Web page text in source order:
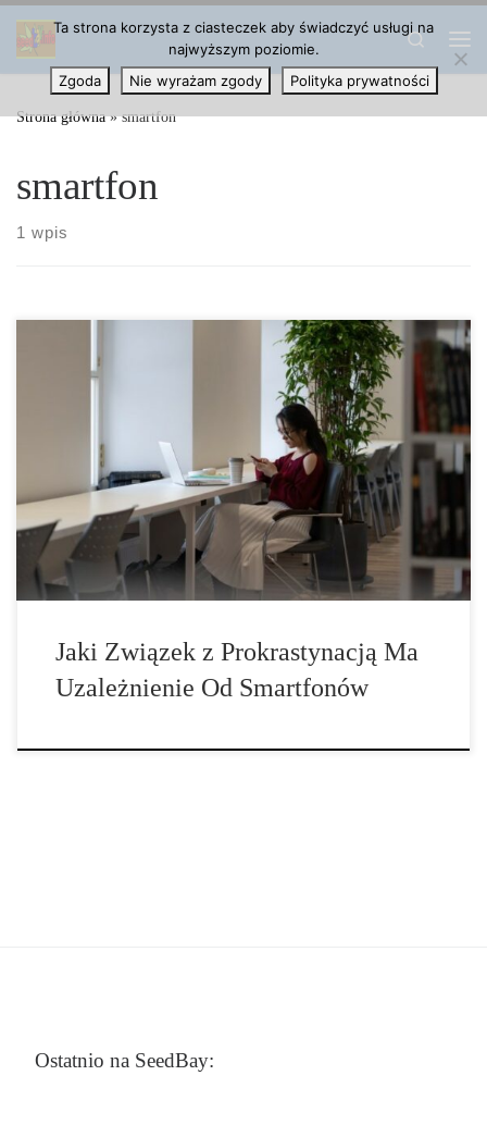
Przejdź do treści
Search
Strona główna » smartfon
smartfon
1 wpis
Niektórzy studenci ciągle przywiązują się do swojego smartfona,
mimo że muszą się uczyć. Chiński zespół badawczy zbadał, w jaki
sposób […]
Jaki Związek z Prokrastynacją Ma
Uzależnienie Od Smartfonów
Ostatnio na SeedBay:
Ta strona korzysta z ciasteczek aby świadczyć usługi na
najwyższym poziomie.
Zgoda
Nie wyrażam zgody Polityka prywatności